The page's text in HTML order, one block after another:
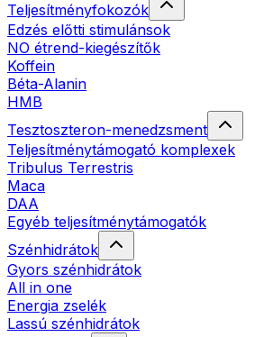
Teljesítményfokozók
Edzés előtti stimulánsok
NO étrend-kiegészítők
Koffein
Béta-Alanin
HMB
Tesztoszteron-menedzsment
Teljesítménytámogató komplexek
Tribulus Terrestris
Maca
DAA
Egyéb teljesítménytámogatók
Szénhidrátok
Gyors szénhidrátok
All in one
Energia zselék
Lassú szénhidrátok